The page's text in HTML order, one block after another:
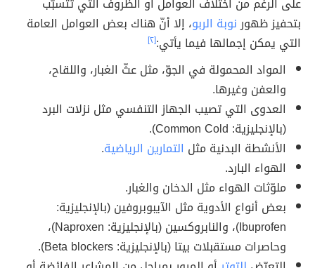
بتحفيز ظهورنوبة الربو، إلا أنّ هناك بعض العوامل العامة
التي يمكن إجمالها فيما يأتي:[٢]
المواد المحمولة في الجوّ، مثل عثّ الغبار، واللقاح،
والعفن وغيرها.
العدوى التي تصيب الجهاز التنفسي مثل نزلات البرد
(بالإنجليزية: Common Cold).
الأنشطة البدنية مثل التمارين الرياضية.
الهواء البارد.
ملوّثات الهواء مثل الدخان والغبار.
بعض أنواع الأدوية مثل الآيبوبروفين (بالإنجليزية:
Ibuprofen)، والنابروكسين (بالإنجليزية: Naproxen)،
وحاصرات مستقبلات بيتا (بالإنجليزية: Beta blockers).